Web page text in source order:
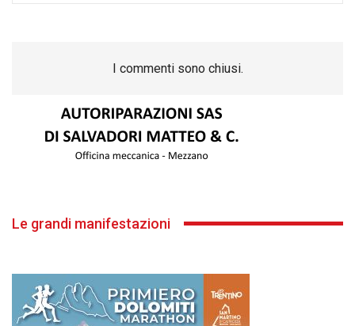
I commenti sono chiusi.
Le grandi manifestazioni